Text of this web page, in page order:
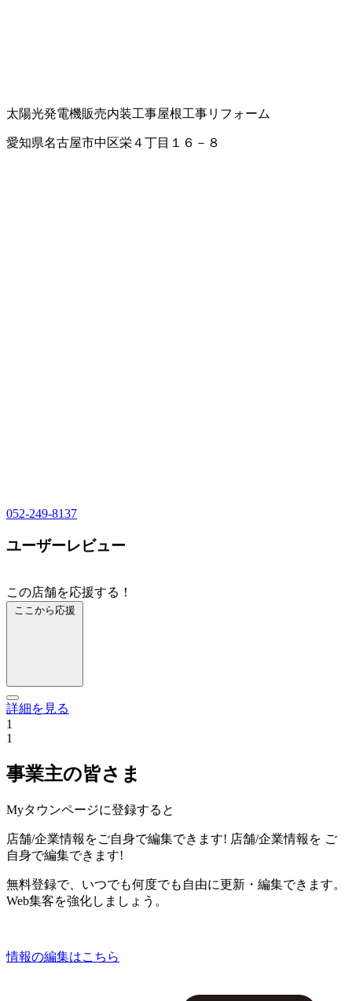
太陽光発電機販売内装工事屋根工事リフォーム
愛知県名古屋市中区栄４丁目１６－８
052-249-8137
ユーザーレビュー
この店舗を応援する！
ここから応援
詳細を見る
1
1
事業主の皆さま
Myタウンページに登録すると
店舗/企業情報をご自身で編集できます! 店舗/企業情報を ご
自身で編集できます!
無料登録で、いつでも何度でも自由に更新・編集できます。
Web集客を強化しましょう。
情報の編集はこちら